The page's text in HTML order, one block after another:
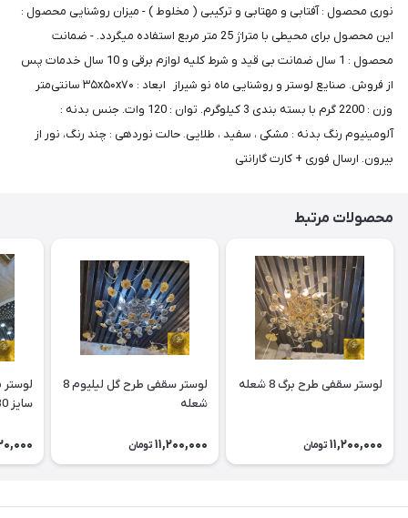
نوری محصول : آفتابی و مهتابی و ترکیبی ( مخلوط ) - میزان روشنایی محصول :
این محصول برای محیطی با متراژ 25 متر مربع استفاده میگردد. - ضمانت
محصول : 1 سال ضمانت بی قید و شرط کلیه لوازم برقی و 10 سال خدمات پس
از فروش. صنایع لوستر و روشنایی ماه نو شیراز ابعاد : ۳۵x۵۰x۷۰ سانتی‌متر
وزن : 2200 گرم با بسته بندی 3 کیلوگرم. توان : 120 وات. جنس بدنه :
آلومینیوم رنگ بدنه : مشکی ، سفید ، طلایی. حالت نوردهی : چند رنگ، نور از
بیرون. ارسال فوری + کارت گارانتی
محصولات مرتبط
لوستر سقفی طرح برگ 8 شعله
11,200,000 تومان
لوستر سقفی طرح گل لیلیوم 8
شعله
11,200,000 تومان
سایز 30- 50